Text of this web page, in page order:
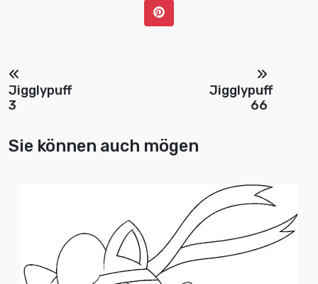
Jigglypuff
3
Jigglypuff
66
Sie können auch mögen